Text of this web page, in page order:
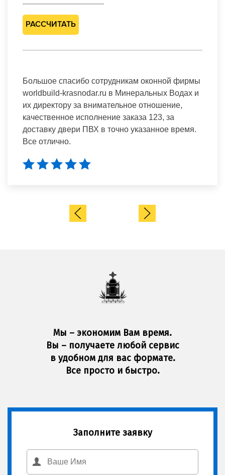
В данную компанию
пластиковой двери в
была приятно удивлена
подходом. Со мной
подобрали дверной
оконной фирмы
Водах и
отношение,
123, за
время.
Мы – экономим Вам время.
Вы – получаете любой сервис
в удобном для вас формате.
Все просто и быстро.
Заполните заявку